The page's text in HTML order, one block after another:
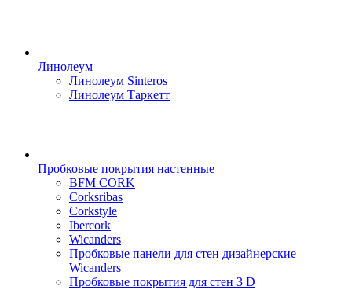
Линолеум
Линолеум Sinteros
Линолеум Таркетт
Пробковые покрытия настенные
BFM CORK
Corksribas
Corkstyle
Ibercork
Wicanders
Пробковые панели для стен дизайнерские
Wicanders
Пробковые покрытия для стен 3 D